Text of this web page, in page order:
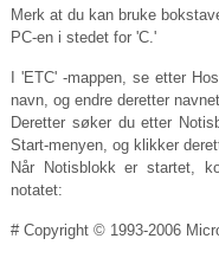
Merk at du kan bruke
PC-en i stedet for 'C.'
I 'ETC' -mappen, se etter
navn, og endre deretter
Deretter søker du etter
Start-menyen, og klikker
Når Notisblokk er startet,
notatet:
# Copyright © 1993-2006